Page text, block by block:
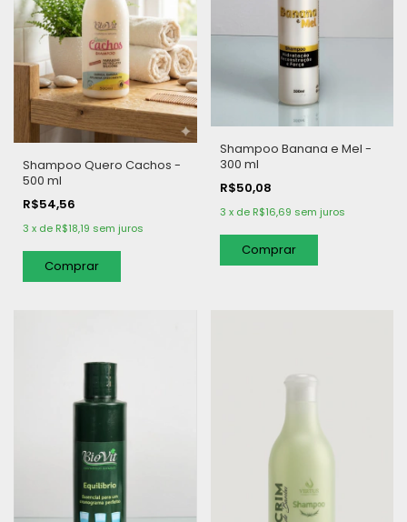
Shampoo Quero Cachos -
500 ml
R$54,56
3 x de R$18,19 sem juros
Shampoo Banana e Mel -
300 ml
R$50,08
3 x de R$16,69 sem juros